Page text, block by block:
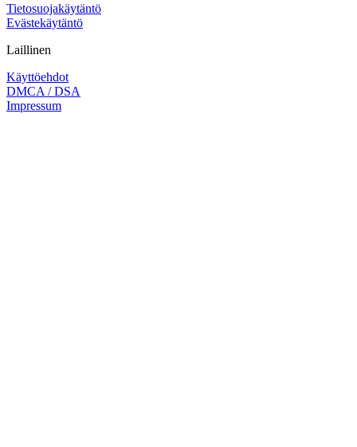
Tietosuojakäytäntö
Evästekäytäntö
Laillinen
Käyttöehdot
DMCA / DSA
Impressum